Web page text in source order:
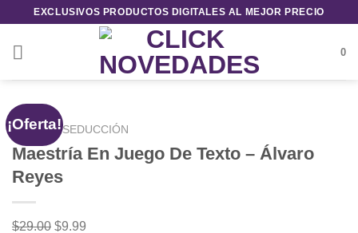
contenido
EXCLUSIVOS PRODUCTOS DIGITALES AL MEJOR PRECIO
0
¡Oferta!
INICIO / SEDUCCIÓN
Maestría En Juego De Texto – Álvaro
Reyes
$29.00 El
$9.99